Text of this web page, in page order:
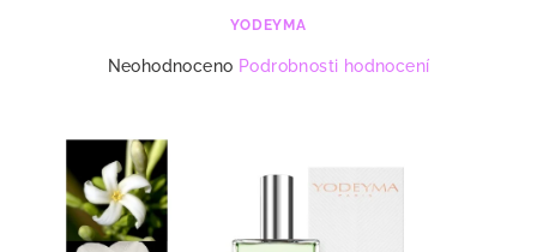
YODEYMA
hvězdiček.
Neohodnoceno Podrobnosti hodnocení